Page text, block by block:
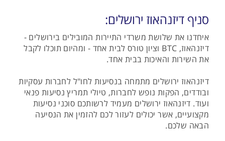
סניף דיזנהאוז ירושלים:
איחדנו את שלושת משרדי התיירות המובילים בירושלים -
דיזנהאוז, BTC וציון טורס לבית אחד - ומהיום תוכלו לקבל
את השירות והאיכות בבית אחד.
דיזנהאוז ירושלים מתמחה בנסיעות לחו"ל לחברות עסקיות
ובודדים, הפקות נופש לחברות, טיולי תמריץ נסיעות פנאי
ועוד. דיזנהאוז ירושלים מעמיד לרשותכם סוכני נסיעות
מקצועיים, אשר יכולים לעזור לכם להזמין את הנסיעה
הבאה שלכם.